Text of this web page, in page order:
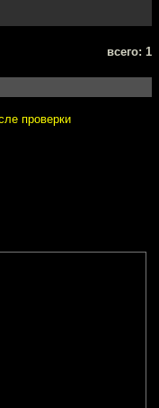
всего: 1
проверки